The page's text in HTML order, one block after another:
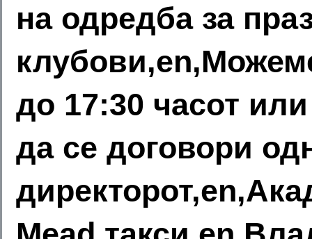
на одредба за
до 17:30 часот
да се договори